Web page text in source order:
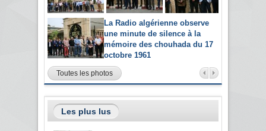
La Radio algérienne observe
une minute de silence à la
mémoire des chouhada du 17
octobre 1961
Toutes les photos
Les plus lus